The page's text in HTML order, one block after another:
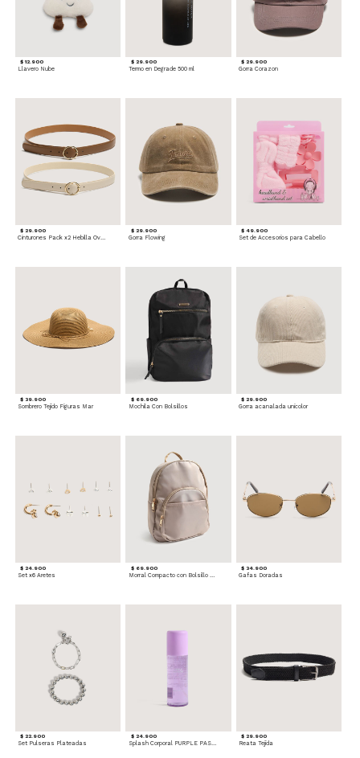
$ 12.900
Llavero Nube
$ 29.900
Termo en Degrade 500 ml
$ 29.900
Gorra Corazon
$ 29.900
Cinturones Pack x2 Hebilla Ovalada
$ 29.900
Gorra Flowing
$ 49.900
Set de Accesorios para Cabello
$ 39.900
Sombrero Tejido Figuras Mar
$ 69.900
Mochila Con Bolsillos
$ 29.900
Gorra acanalada unicolor
$ 24.900
Set x6 Aretes
$ 69.900 $ 34.900
Gafas Doradas
$ 22.900
Set Pulseras Plateadas
$ 24.900
Splash Corporal PURPLE PASSION - Floral
$ 29.900
Reata Tejida